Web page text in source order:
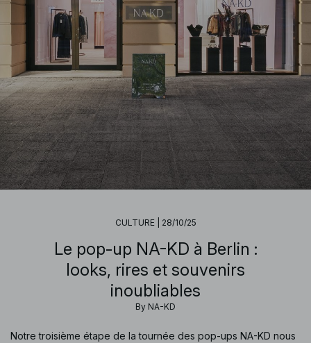
CULTURE| 28/10/25
Le pop-up NA-KD à Berlin :
looks, rires et souvenirs
inoubliables
By NA-KD
Notre troisième étape de la tournée des pop-ups NA-KD nous